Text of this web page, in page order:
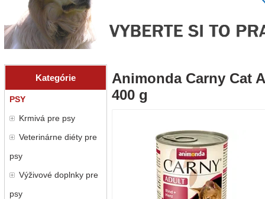
Kategórie
PSY
Krmivá pre psy
Veterinárne diéty pre
psy
Výživové doplnky pre
psy
Animonda Carny Cat
400 g